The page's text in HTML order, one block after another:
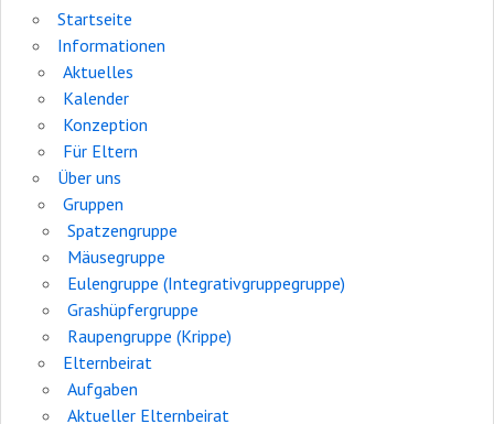
Startseite
Informationen
Aktuelles
Kalender
Konzeption
Für Eltern
Über uns
Gruppen
Spatzengruppe
Mäusegruppe
Eulengruppe (Integrativgruppegruppe)
Grashüpfergruppe
Raupengruppe (Krippe)
Elternbeirat
Aufgaben
Aktueller Elternbeirat